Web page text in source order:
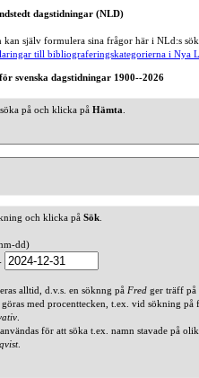
dagstidningar (NLD)
kan själv formulera sina frågor här i NLd:s
till bibliograferingskategorierna i Nya
svenska dagstidningar 1900--2026
på och klicka på Hämta
och klicka på Sök
dd)
alltid, d.v.s. en söknng på Fred ger träff på
med procenttecken, t.ex. vid sökning på
för att söka t.ex. namn stavade på
.